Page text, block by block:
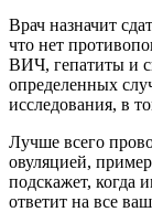
Врач назначит
что нет
ВИЧ, гепатиты и
определенных
исследования, в
Лучше всего
овуляцией,
подскажет, когда
ответит на все